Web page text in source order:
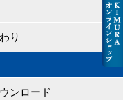
り
ンロード